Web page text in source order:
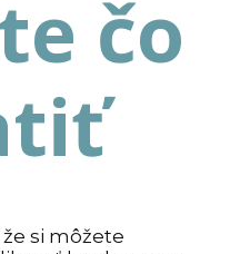
čo
si môžete